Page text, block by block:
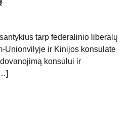
tarp federalinio liberalų
Unionvilyje ir Kinijos konsulate
konsului ir